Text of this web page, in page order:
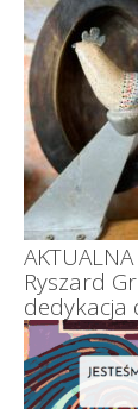
Ryszard
dedykacja